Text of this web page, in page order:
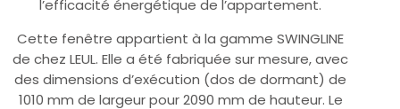
l’efficacité énergétique de l’appartement.
Cette fenêtre appartient à la gamme SWINGLINE
de chez LEUL. Elle a été fabriquée sur mesure, avec
des dimensions d’exécution (dos de dormant) de
1010 mm de largeur pour 2090 mm de hauteur. Le